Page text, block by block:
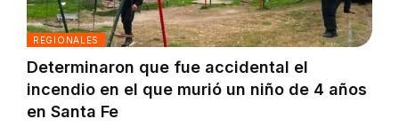
REGIONALES
Determinaron que fue accidental el
incendio en el que murió un niño de 4 años
en Santa Fe